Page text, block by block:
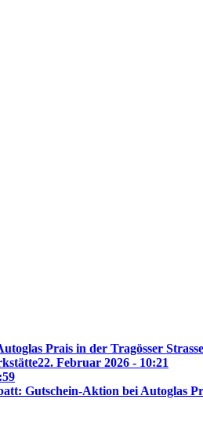
Prais in der Tragösser
22. Februar 2026 - 10:21
Gutschein-Aktion bei Autoglas